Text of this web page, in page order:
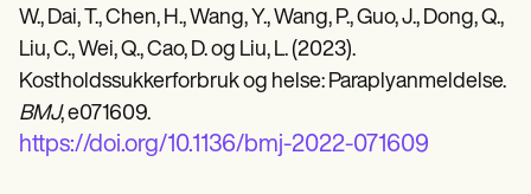
W., Dai, T., Chen, H., Wang, Y., Wang, P., Guo, J., Dong, Q.,
Liu, C., Wei, Q., Cao, D. og Liu, L. (2023).
Kostholdssukkerforbruk og helse: Paraplyanmeldelse.
BMJ, e071609.
https://doi.org/10.1136/bmj-2022-071609